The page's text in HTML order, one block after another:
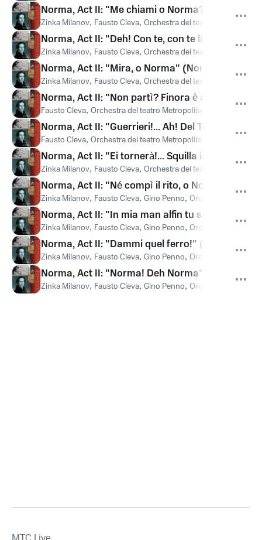
Norma, Act II: "Me chiami o Norma?" (Adalgisa,
Zinka Milanov, Fausto Cleva, Orchestra del teatro Metropolitan
Norma, Act II: "Deh! Con te, con te li prendi"
Zinka Milanov, Fausto Cleva, Orchestra del teatro Metropolitan
Norma, Act II: "Mira, o Norma" (Norma,
Zinka Milanov, Fausto Cleva, Orchestra del teatro Metropolitan
Norma, Act II: "Non partì? Finora è al campo"
Fausto Cleva, Orchestra del teatro Metropolitan
Norma, Act II: "Guerrieri!... Ah! Del Tebro al
Fausto Cleva, Orchestra del teatro Metropolitan
Norma, Act II: "Ei tornerà!... Squilla il bronzo del
Zinka Milanov, Fausto Cleva, Orchestra del teatro Metropolitan
Norma, Act II: "Né compì il rito, o Norma?"
Zinka Milanov, Fausto Cleva, Gino Penno, Orchestra del
Norma, Act II: "In mia man alfin tu sei" (Norma,
Zinka Milanov, Fausto Cleva, Gino Penno, Orchestra del
Norma, Act II: "Dammi quel ferro!" (Coro,
Zinka Milanov, Fausto Cleva, Gino Penno, Orchestra del
Norma, Act II: "Norma! Deh Norma" (Coro,
Zinka Milanov, Fausto Cleva, Gino Penno, Orchestra del